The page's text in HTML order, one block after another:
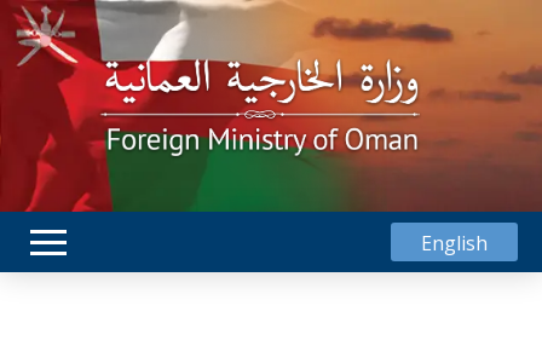
English